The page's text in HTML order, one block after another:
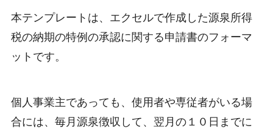
本テンプレートは、エクセルで作成した源泉所得
税の納期の特例の承認に関する申請書のフォーマ
ットです。
個人事業主であっても、使用者や専従者がいる場
合には、毎月源泉徴収して、翌月の１０日までに